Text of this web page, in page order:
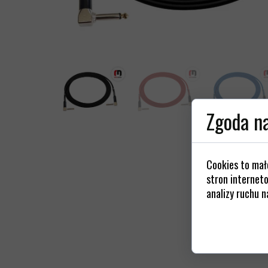
Kable
Zgoda
Cookies to
stron
analizy ruchu